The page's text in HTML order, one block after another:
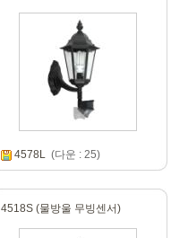
4578L(다운 : 25)
4518S (물방울 무빙센서)